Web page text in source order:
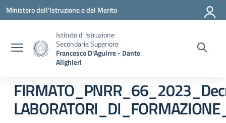
Vai ai contenuti
Vai al menu di navigazione
Vai al footer
Ministero dell'Istruzione e del Merito
Istituto di Istruzione
Secondaria Superiore
Francesco D'Aguirre - Dante
Alighieri